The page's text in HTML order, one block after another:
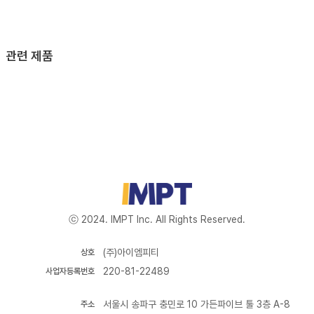
관련 제품
ⓒ 2024. IMPT Inc. All Rights Reserved.
(주)아이엠피티
상호
사업자등록번호
220-81-22489
주소
서울시 송파구 충민로 10 가든파이브 툴 3층 A-8